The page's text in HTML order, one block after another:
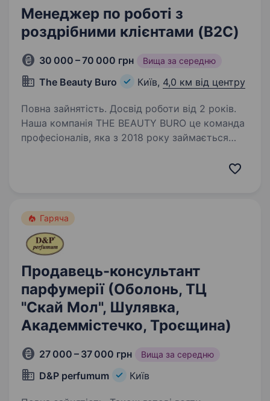
Менеджер по роботі з
роздрібними клієнтами (B2C)
30 000 – 70 000 грн Вища за середню
The Beauty Buro Київ, 4,0 км від центру
Повна зайнятість. Досвід роботи від 2 років.
Наша компанія THE BEAUTY BURO це команда
професіоналів, яка з 2018 року займається
брендів на території України. Ми працюємо
Гаряча
Продавець-консультант
парфумерії (Оболонь, ТЦ
"Скай Мол", Шулявка,
Академмістечко, Троєщина)
27 000 – 37 000 грн Вища за середню
D&Р perfumum Київ